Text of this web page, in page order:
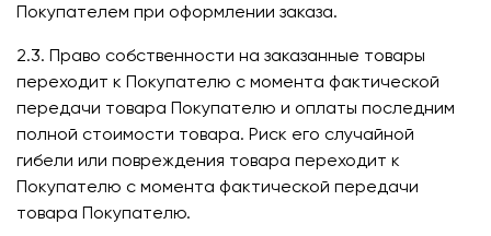
Покупателем при оформлении заказа.
2.3. Право собственности на заказанные товары
переходит к Покупателю с момента фактической
передачи товара Покупателю и оплаты последним
полной стоимости товара. Риск его случайной
гибели или повреждения товара переходит к
Покупателю с момента фактической передачи
товара Покупателю.